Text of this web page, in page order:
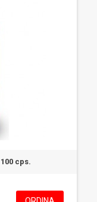
cps.